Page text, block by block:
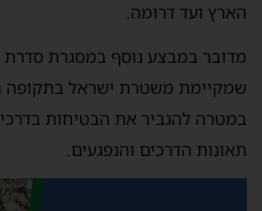
הארץ ועד דרומה.
מדובר במבצע נוסף במסגרת סדרת
שמקיימת משטרת ישראל בתקופה
במטרה להגביר את הבטיחות
תאונות הדרכים והנפגעים.